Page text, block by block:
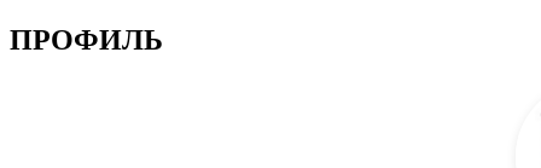
ПРОФИЛЬ